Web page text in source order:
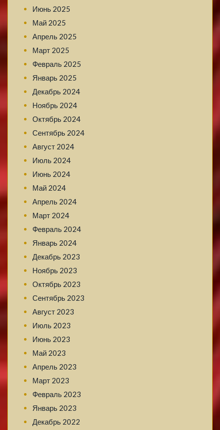
Июнь 2025
Май 2025
Апрель 2025
Март 2025
Февраль 2025
Январь 2025
Декабрь 2024
Ноябрь 2024
Октябрь 2024
Сентябрь 2024
Август 2024
Июль 2024
Июнь 2024
Май 2024
Апрель 2024
Март 2024
Февраль 2024
Январь 2024
Декабрь 2023
Ноябрь 2023
Октябрь 2023
Сентябрь 2023
Август 2023
Июль 2023
Июнь 2023
Май 2023
Апрель 2023
Март 2023
Февраль 2023
Январь 2023
Декабрь 2022